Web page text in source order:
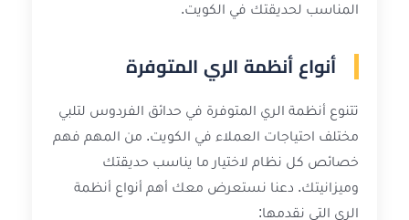
المناسب لحديقتك في الكويت.
أنواع أنظمة الري المتوفرة
تتنوع أنظمة الري المتوفرة في حدائق الفردوس لتلبي
مختلف احتياجات العملاء في الكويت. من المهم فهم
خصائص كل نظام لاختيار ما يناسب حديقتك
وميزانيتك. دعنا نستعرض معك أهم أنواع أنظمة
الري التي نقدمها: